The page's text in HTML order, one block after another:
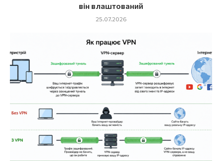
він влаштований
25.07.2026